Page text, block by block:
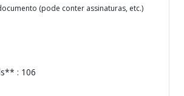
(pode conter assinaturas, etc.)
: 106